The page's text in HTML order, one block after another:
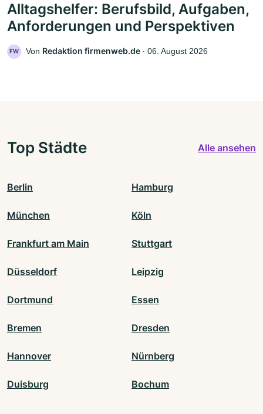
Alltagshelfer: Berufsbild, Aufgaben,
Anforderungen und Perspektiven
FW Von Redaktion firmenweb.de ‧ 06. August 2026
Top Städte Alle ansehen
Berlin Hamburg
München Köln
Frankfurt am Main Stuttgart
Düsseldorf Leipzig
Dortmund Essen
Bremen Dresden
Hannover Nürnberg
Duisburg Bochum